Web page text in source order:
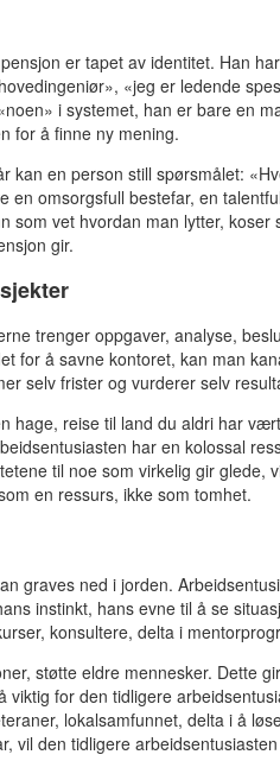
er tapet av identitet. Han
«jeg er ledende
i systemet, han er bare en
for å finne ny mening.
kan en person still spørsmålet:
omsorgsfull bestefar, en
som vet hvordan man lytter, koser
gir.
trenger oppgaver, analyse,
for å savne kontoret, kan man
selv frister og vurderer selv
hage, reise til land du aldri har
har en kolossal
til noe som virkelig gir glede,
en ressurs, ikke som tomhet.
graves ned i jorden.
instinkt, hans evne til å se
konsultere, delta i
støtte eldre mennesker. Dette
for den tidligere
lokalsamfunnet, delta i å
vil den tidligere